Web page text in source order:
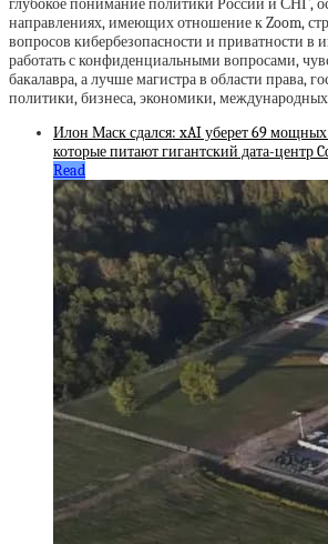
глубокое понимание политики России и СНГ,
направлениях, имеющих отношение к Zoom,
вопросов кибербезопасности и приватности в
работать с конфиденциальными вопросами,
бакалавра, а лучше магистра в области права,
политики, бизнеса, экономики,
Илон Маск сдался: xAI уберет 69
которые питают гигантский дата-центр
Read